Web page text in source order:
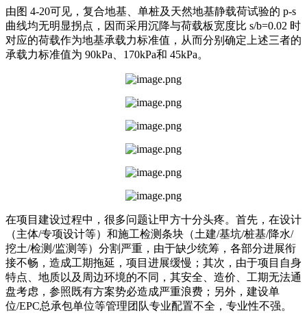
由图 4-20可见，复合地基、单桩及天然地基静载荷试验的 p-s
曲线均无明显拐点，因而采用沉降与荷载板宽度比 s/b=0.02 时
对应的荷载作为地基承载力标准值，从而分别确定上述三者的
承载力标准值为 90kPa、170kPa和 45kPa。
在项目建设过程中，很多问题让甲方十分头疼。首先，在设计
（主体/专项设计等）和施工检测条块（土建/基坑/桩基/降水/
挖土/检测/监测等）分割严重，由于缺少统筹，各部分进展衔
接不畅，造成工期拖延，项目进展缓慢；其次，由于项目自身
特点、地质以及周边环境的不同，其安全、造价、工期无法通
盘考虑，参照既有方案势必造成严重浪费；另外，建设单
位/EPC总承包单位等管理团队专业配置不全，专业性不强。